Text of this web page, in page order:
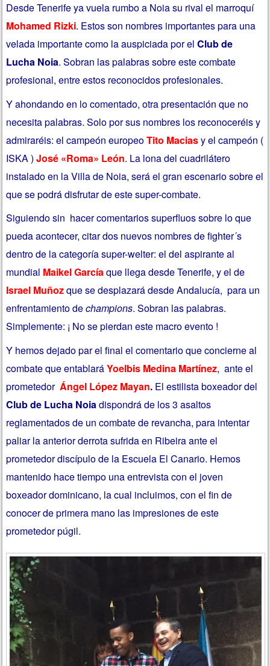
Desde Tenerife ya vuela rumbo a Noia su rival el marroquí
Mohamed Rizki. Estos son nombres importantes para una
velada importante como la auspiciada por elClub de
Lucha Noia. Sobran las palabras sobre este combate
profesional, entre estos reconocidos profesionales.
Y ahondando en lo comentado, otra presentación que no
necesita palabras. Solo por sus nombres los reconoceréis y
admiraréis: el campeón europeoTito Maciasy el campeón (
ISKA )José «Roma» León. La lona del cuadrilátero
instalado en la Villa de Noia, será el gran escenario sobre el
que se podrá disfrutar de este super-combate.
Siguiendo sin hacer comentarios superfluos sobre lo que
pueda acontecer, citar dos nuevos nombres de fighter´s
dentro de la categoría super-welter: el del aspirante al
mundial Maikel Garcíaque llega desde Tenerife, y el de
Israel Muñozque se desplazará desde Andalucía, para un
enfrentamiento dechampions. Sobran las palabras.
Simplemente: ¡ No se pierdan este macro evento !
Y hemos dejado par el final el comentario que concierne al
combate que entablaráYoelbis Medina Martínez, ante el
prometedor Ángel López Mayan. El estilista boxeador del
Club de Lucha Noiadispondrá de los 3 asaltos
reglamentados de un combate de revancha, para intentar
paliar la anterior derrota sufrida en Ribeira ante el
prometedor discípulo de la Escuela El Canario. Hemos
mantenido hace tiempo una entrevista con el joven
boxeador dominicano, la cual incluimos, con el fin de
conocer de primera mano las impresiones de este
prometedor púgil.